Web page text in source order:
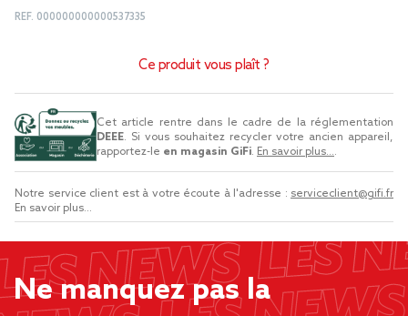
REF. 000000000000537335
Ce produit vous plaît ?
Cet article rentre dans le cadre de la réglementation
DEEE. Si vous souhaitez recycler votre ancien appareil,
rapportez-le en magasin GiFi. En savoir plus....
Notre service client est à votre écoute à l'adresse : serviceclient@gifi.fr
En savoir plus...
Ne manquez pas la